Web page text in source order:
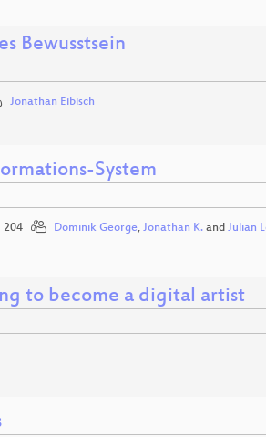
Bewusstsein
Jonathan Eibisch
System
204 Dominik George, Jonathan K.and Julian
to become a digital artist